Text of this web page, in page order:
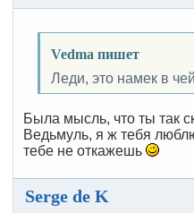
Vedma пишет
Леди, это намек в
Была мысль, что ты так
Ведьмуль, я ж тебя
тебе не откажешь
Serge de K